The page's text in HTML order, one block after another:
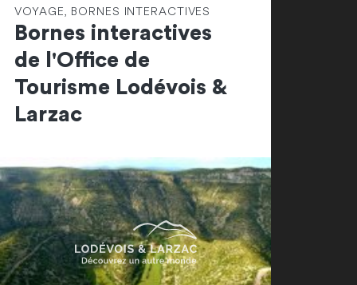
VOYAGE, BORNES INTERACTIVES
Bornes interactives
de l'Office de
Tourisme Lodévois &
Larzac